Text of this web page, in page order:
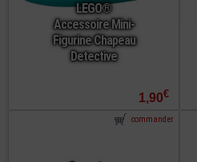
LEGO®
Accessoire Mini-
Figurine Chapeau
Detective
1,90€
commander